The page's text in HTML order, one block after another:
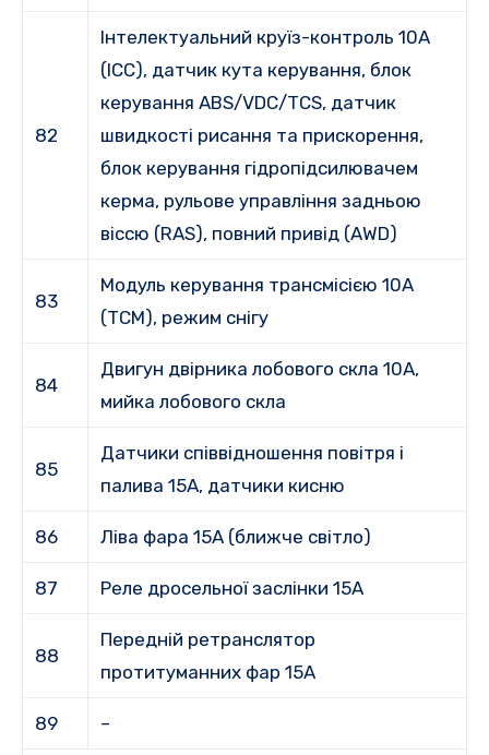
82
Інтелектуальний круїз-контроль 10A
(ICC), датчик кута керування, блок
керування ABS/VDC/TCS, датчик
швидкості рисання та прискорення,
блок керування гідропідсилювачем
керма, рульове управління задньою
віссю (RAS), повний привід (AWD)
83
Модуль керування трансмісією 10А
(TCM), режим снігу
84
Двигун двірника лобового скла 10A,
мийка лобового скла
85
Датчики співвідношення повітря і
палива 15А, датчики кисню
86 Ліва фара 15А (ближче світло)
87 Реле дросельної заслінки 15А
88
Передній ретранслятор
протитуманних фар 15A
89 –